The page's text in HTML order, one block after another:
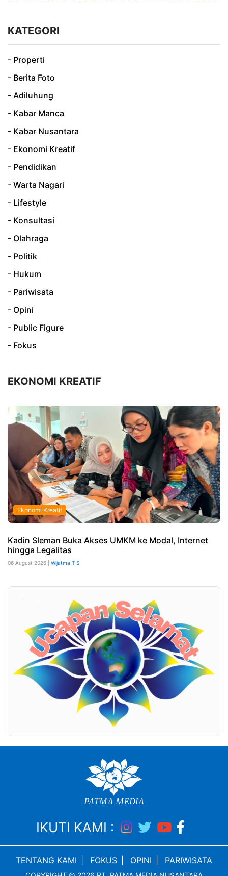
KATEGORI
- Properti
- Berita Foto
- Adiluhung
- Kabar Manca
- Kabar Nusantara
- Ekonomi Kreatif
- Pendidikan
- Warta Nagari
- Lifestyle
- Konsultasi
- Olahraga
- Politik
- Hukum
- Pariwisata
- Opini
- Public Figure
- Fokus
EKONOMI KREATIF
Ekonomi Kreatif
Kadin Sleman Buka Akses UMKM ke Modal, Internet
hingga Legalitas
06 August 2026 | Wijatma T S
IKUTI KAMI :
TENTANG KAMI FOKUS OPINI PARIWISATA